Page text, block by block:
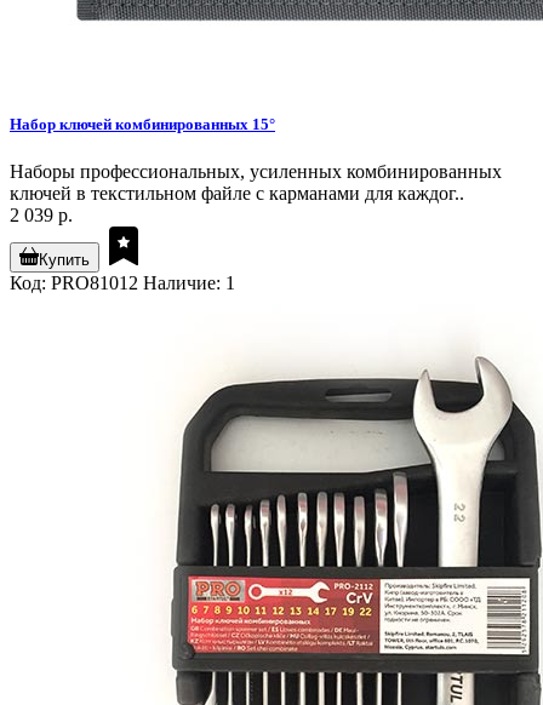
Набор ключей комбинированных 15°
Наборы профессиональных, усиленных комбинированных
ключей в текстильном файле с карманами для каждог..
2 039 р.
Купить
Код: PRO81012 Наличие: 1